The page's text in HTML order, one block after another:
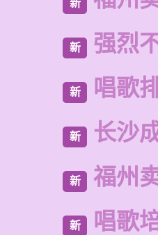
新
新 强烈
新 唱歌
新 长沙
新 福州
新 唱歌